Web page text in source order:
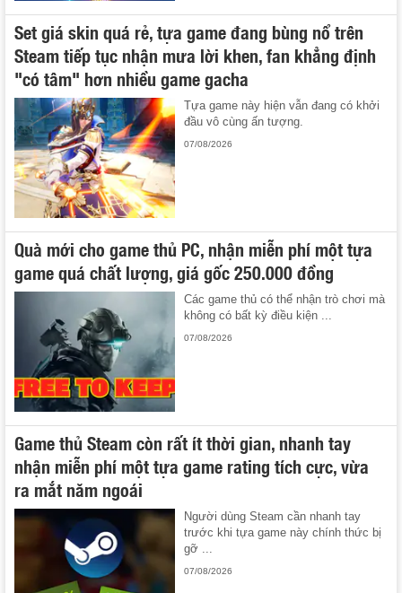
Set giá skin quá rẻ, tựa game đang bùng nổ trên
Steam tiếp tục nhận mưa lời khen, fan khẳng định
"có tâm" hơn nhiều game gacha
Tựa game này hiện vẫn đang có khởi
đầu vô cùng ấn tượng.
07/08/2026
Quà mới cho game thủ PC, nhận miễn phí một tựa
game quá chất lượng, giá gốc 250.000 đồng
Các game thủ có thể nhận trò chơi mà
không có bất kỳ điều kiện ...
07/08/2026
Game thủ Steam còn rất ít thời gian, nhanh tay
nhận miễn phí một tựa game rating tích cực, vừa
ra mắt năm ngoái
Người dùng Steam cần nhanh tay
trước khi tựa game này chính thức bị
gỡ ...
07/08/2026